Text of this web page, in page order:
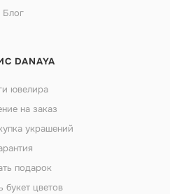
Блог
DANAYA
ювелира
на заказ
украшений
подарок
букет цветов